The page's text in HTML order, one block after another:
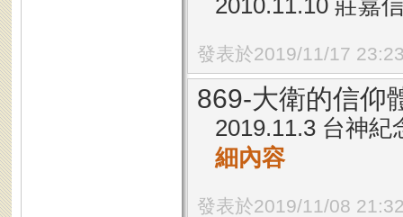
2010.11.10 莊嘉
發表於2019/11/17
869-大衛的信仰
2019.11.3 台神
細內容
發表於2019/11/08